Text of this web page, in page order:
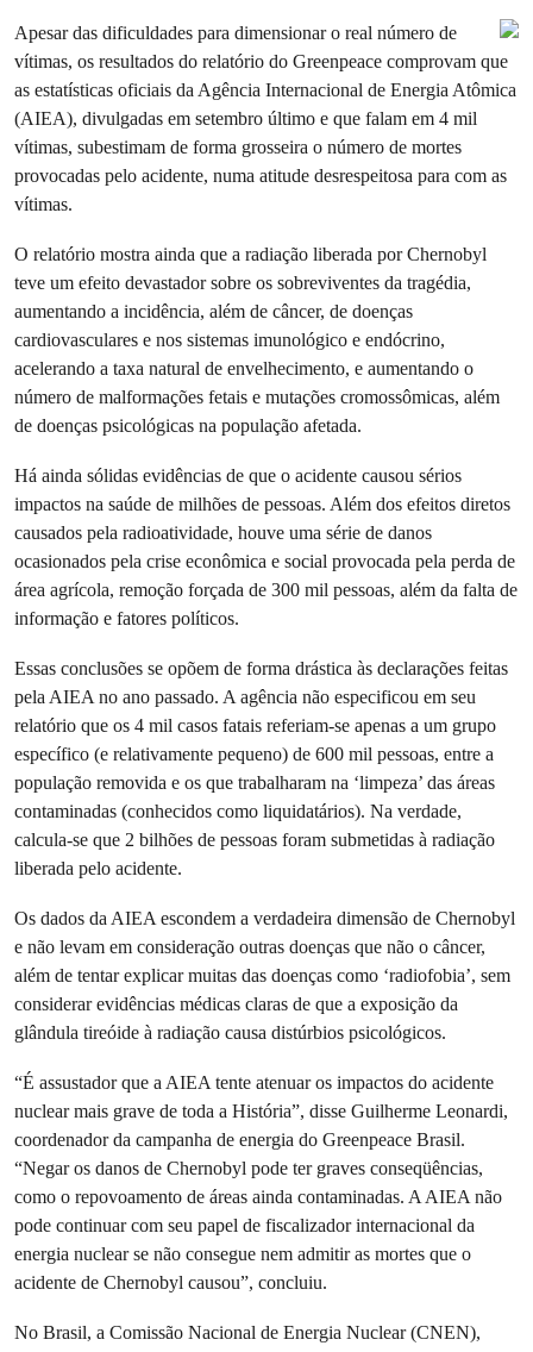
Apesar das dificuldades para dimensionar o real número de
vítimas, os resultados do relatório do Greenpeace comprovam que
as estatísticas oficiais da Agência Internacional de Energia Atômica
(AIEA), divulgadas em setembro último e que falam em 4 mil
vítimas, subestimam de forma grosseira o número de mortes
provocadas pelo acidente, numa atitude desrespeitosa para com as
vítimas.
O relatório mostra ainda que a radiação liberada por Chernobyl
teve um efeito devastador sobre os sobreviventes da tragédia,
aumentando a incidência, além de câncer, de doenças
cardiovasculares e nos sistemas imunológico e endócrino,
acelerando a taxa natural de envelhecimento, e aumentando o
número de malformações fetais e mutações cromossômicas, além
de doenças psicológicas na população afetada.
Há ainda sólidas evidências de que o acidente causou sérios
impactos na saúde de milhões de pessoas. Além dos efeitos diretos
causados pela radioatividade, houve uma série de danos
ocasionados pela crise econômica e social provocada pela perda de
área agrícola, remoção forçada de 300 mil pessoas, além da falta de
informação e fatores políticos.
Essas conclusões se opõem de forma drástica às declarações feitas
pela AIEA no ano passado. A agência não especificou em seu
relatório que os 4 mil casos fatais referiam-se apenas a um grupo
específico (e relativamente pequeno) de 600 mil pessoas, entre a
população removida e os que trabalharam na ‘limpeza’ das áreas
contaminadas (conhecidos como liquidatários). Na verdade,
calcula-se que 2 bilhões de pessoas foram submetidas à radiação
liberada pelo acidente.
Os dados da AIEA escondem a verdadeira dimensão de Chernobyl
e não levam em consideração outras doenças que não o câncer,
além de tentar explicar muitas das doenças como ‘radiofobia’, sem
considerar evidências médicas claras de que a exposição da
glândula tireóide à radiação causa distúrbios psicológicos.
“É assustador que a AIEA tente atenuar os impactos do acidente
nuclear mais grave de toda a História”, disse Guilherme Leonardi,
coordenador da campanha de energia do Greenpeace Brasil.
“Negar os danos de Chernobyl pode ter graves conseqüências,
como o repovoamento de áreas ainda contaminadas. A AIEA não
pode continuar com seu papel de fiscalizador internacional da
energia nuclear se não consegue nem admitir as mortes que o
acidente de Chernobyl causou”, concluiu.
No Brasil, a Comissão Nacional de Energia Nuclear (CNEN),